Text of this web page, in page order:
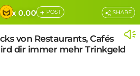
x 0.00 + POST
von Restaurants, Cafés
dir immer mehr Trinkgeld
SHARE